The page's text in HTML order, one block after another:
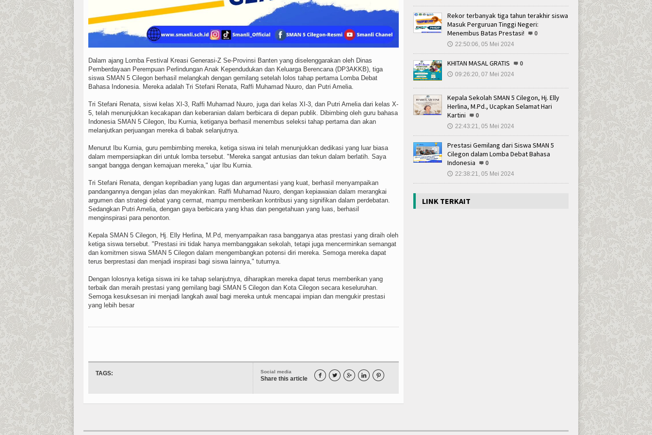
Dalam ajang Lomba Festival Kreasi Generasi-Z Se-Provinsi Banten yang diselenggarakan oleh Dinas
Pemberdayaan Perempuan Perlindungan Anak Kependudukan dan Keluarga Berencana (DP3AKKB), tiga
siswa SMAN 5 Cilegon berhasil melangkah dengan gemilang setelah lolos tahap pertama Lomba Debat
Bahasa Indonesia. Mereka adalah Tri Stefani Renata, Raffi Muhamad Nuuro, dan Putri Amelia.
Tri Stefani Renata, siswi kelas XI-3, Raffi Muhamad Nuuro, juga dari kelas XI-3, dan Putri Amelia dari kelas X-
5, telah menunjukkan kecakapan dan keberanian dalam berbicara di depan publik. Dibimbing oleh guru bahasa
Indonesia SMAN 5 Cilegon, Ibu Kurnia, ketiganya berhasil menembus seleksi tahap pertama dan akan
melanjutkan perjuangan mereka di babak selanjutnya.
Menurut Ibu Kurnia, guru pembimbing mereka, ketiga siswa ini telah menunjukkan dedikasi yang luar biasa
dalam mempersiapkan diri untuk lomba tersebut. "Mereka sangat antusias dan tekun dalam berlatih. Saya
sangat bangga dengan kemajuan mereka," ujar Ibu Kurnia.
Tri Stefani Renata, dengan kepribadian yang lugas dan argumentasi yang kuat, berhasil menyampaikan
pandangannya dengan jelas dan meyakinkan. Raffi Muhamad Nuuro, dengan kepiawaian dalam merangkai
argumen dan strategi debat yang cermat, mampu memberikan kontribusi yang signifikan dalam perdebatan.
Sedangkan Putri Amelia, dengan gaya berbicara yang khas dan pengetahuan yang luas, berhasil
menginspirasi para penonton.
Kepala SMAN 5 Cilegon, Hj. Elly Herlina, M.Pd, menyampaikan rasa bangganya atas prestasi yang diraih oleh
ketiga siswa tersebut. "Prestasi ini tidak hanya membanggakan sekolah, tetapi juga mencerminkan semangat
dan komitmen siswa SMAN 5 Cilegon dalam mengembangkan potensi diri mereka. Semoga mereka dapat
terus berprestasi dan menjadi inspirasi bagi siswa lainnya," tuturnya.
Dengan lolosnya ketiga siswa ini ke tahap selanjutnya, diharapkan mereka dapat terus memberikan yang
terbaik dan meraih prestasi yang gemilang bagi SMAN 5 Cilegon dan Kota Cilegon secara keseluruhan.
Semoga kesuksesan ini menjadi langkah awal bagi mereka untuk mencapai impian dan mengukir prestasi
yang lebih besar
Social media
Share this article     
TAGS:
Rekor terbanyak tiga tahun terakhir siswa
Masuk Perguruan Tinggi Negeri:
Menembus Batas Prestasi!
0
🕔 22:50:06, 05 Mei 2024
KHITAN MASAL GRATIS 0
🕔 09:26:20, 07 Mei 2024
Kepala Sekolah SMAN 5 Cilegon, Hj. Elly
Herlina, M.Pd., Ucapkan Selamat Hari
Kartini
0
🕔 22:43:21, 05 Mei 2024
Prestasi Gemilang dari Siswa SMAN 5
Cilegon dalam Lomba Debat Bahasa
Indonesia
0
🕔 22:38:21, 05 Mei 2024
LINK TERKAIT